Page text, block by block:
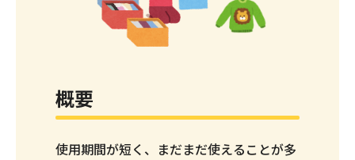
概要
使用期間が短く、まだまだ使えることが多